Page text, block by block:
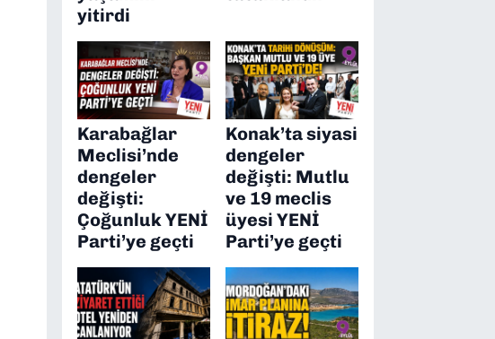
yitirdi
Karabağlar
Meclisi’nde
dengeler
değişti:
Çoğunluk YENİ
Parti’ye geçti
Konak’ta siyasi
dengeler
değişti: Mutlu
ve 19 meclis
üyesi YENİ
Parti’ye geçti